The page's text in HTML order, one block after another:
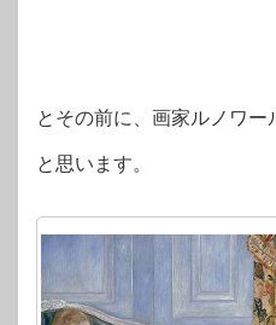
とその前に、画家ルノワー
と思います。